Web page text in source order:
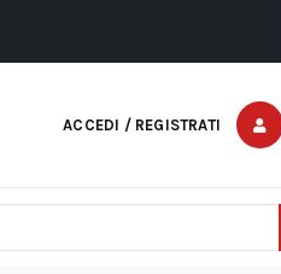
ACCEDI / REGISTRATI